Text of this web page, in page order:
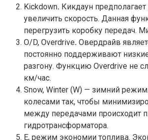
Kickdown. Кикдаун
увеличить скорость. Данная
перегрузить коробку передач.
O/D, Overdrive. Овердрайв
постоянно поддерживают
разгону. Функцию Overdrive не
км/час.
Snow, Winter (W) — зимний
колесами так, чтобы
между передачами происходит
гидротрансформатора.
E, режим экономии топлива.